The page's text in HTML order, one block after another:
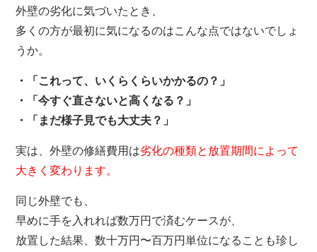
外壁の劣化に気づいたとき、
多くの方が最初に気になるのはこんな点ではないでしょ
うか。
・「これって、いくらくらいかかるの？」
・「今すぐ直さないと高くなる？」
・「まだ様子見でも大丈夫？」
実は、外壁の修繕費用は劣化の種類と放置期間によって
大きく変わります。
同じ外壁でも、
早めに手を入れれば数万円で済むケースが、
放置した結果、数十万円〜百万円単位になることも珍し